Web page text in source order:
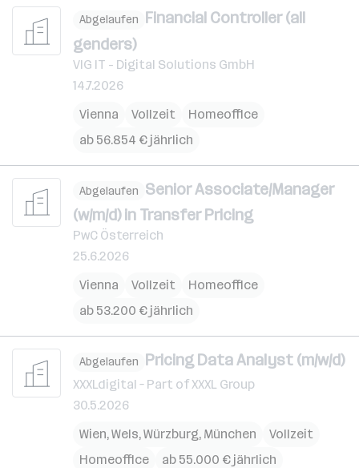
Abgelaufen Financial Controller (all
genders)
VIG IT - Digital Solutions GmbH
14.7.2026
Vienna
Vollzeit
Homeoffice
ab 56.854 € jährlich
Abgelaufen Senior Associate/Manager
(w/m/d) in Transfer Pricing
PwC Österreich
25.6.2026
Vienna
Vollzeit
Homeoffice
ab 53.200 € jährlich
Abgelaufen Pricing Data Analyst (m/w/d)
XXXLdigital – Part of XXXL Group
30.5.2026
Wien,Wels,Würzburg, München
Vollzeit
Homeoffice
ab 55.000 € jährlich